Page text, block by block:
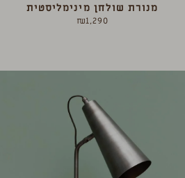
מנורת שולחן מינימליסטית
₪1,290